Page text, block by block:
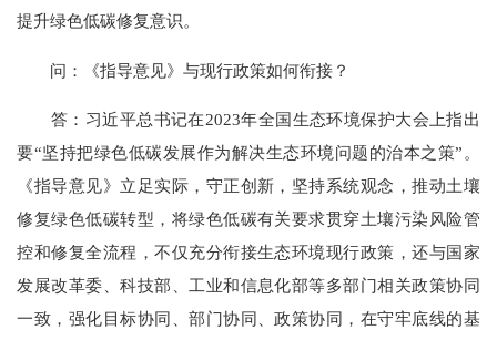
提升绿色低碳修复意识。
问：《指导意见》与现行政策如何衔接？
答：习近平总书记在2023年全国生态环境保护大会上指出
要“坚持把绿色低碳发展作为解决生态环境问题的治本之策”。
《指导意见》立足实际，守正创新，坚持系统观念，推动土壤
修复绿色低碳转型，将绿色低碳有关要求贯穿土壤污染风险管
控和修复全流程，不仅充分衔接生态环境现行政策，还与国家
发展改革委、科技部、工业和信息化部等多部门相关政策协同
一致，强化目标协同、部门协同、政策协同，在守牢底线的基